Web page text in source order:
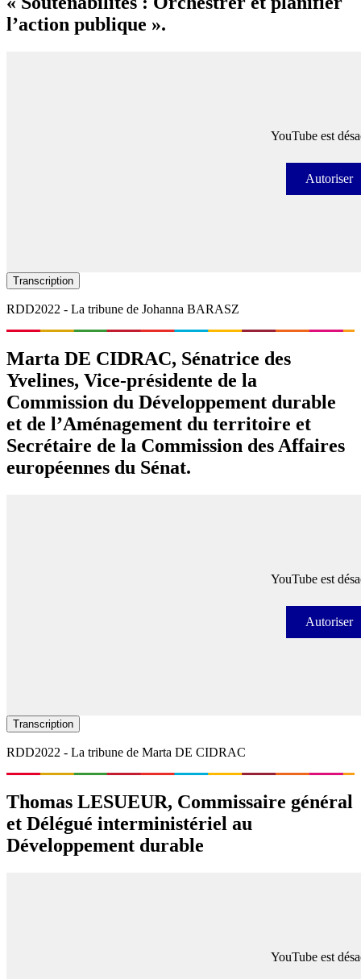
l’action publique ».
YouTube est
Autoriser
Transcription
RDD2022 - La tribune de Johanna BARASZ
Marta DE CIDRAC, Sénatrice des
Yvelines, Vice-présidente de la
Commission du Développement durable
et de l’Aménagement du territoire et
Secrétaire de la Commission des Affaires
européennes du Sénat.
YouTube est
Autoriser
Transcription
RDD2022 - La tribune de Marta DE CIDRAC
Thomas LESUEUR, Commissaire général
et Délégué interministériel au
Développement durable
YouTube est